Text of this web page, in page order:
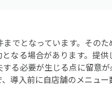
でとなっています。その
なる場合があります。提
る必要が生じる点に留意
導入前に自店舗のメニュ